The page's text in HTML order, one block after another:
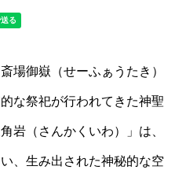
場御嶽（せーふぁうたき）
な祭祀が行われてきた神聖
岩（さんかくいわ）」は、
、生み出された神秘的な空